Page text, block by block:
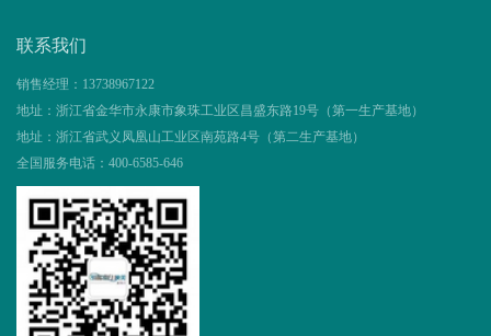
联系我们
销售经理： 13738967122
地址： 浙江省金华市永康市象珠工业区昌盛东路19号（第一生产基地）
地址： 浙江省武义凤凰山工业区南苑路4号（第二生产基地）
全国服务电话： 400-6585-646